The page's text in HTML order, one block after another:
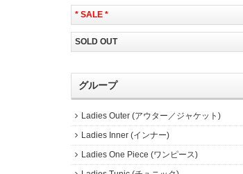
* SALE *
SOLD OUT
グループ
Ladies Outer (アウター／ジャケット)
Ladies Inner (インナー)
Ladies One Piece (ワンピース)